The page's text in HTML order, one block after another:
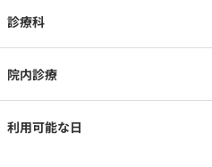
診療科
院内診療
利用可能な日